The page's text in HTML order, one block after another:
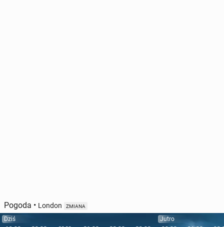
Pogoda • London ZMIANA
Dziś
Jutro